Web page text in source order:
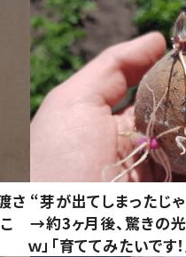
さ “芽が出てしまったじ
→約3ヶ月後、驚きの
ｗ」「育ててみたいです！